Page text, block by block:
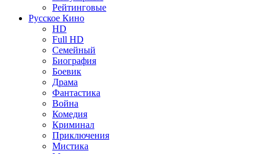
Рейтинговые
Русское Кино
HD
Full HD
Семейный
Биография
Боевик
Драма
Фантастика
Война
Комедия
Криминал
Приключения
Мистика